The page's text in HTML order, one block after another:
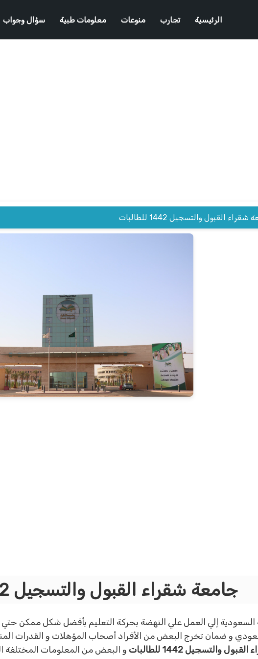
الرئيسية تجارب منوعات معلومات طبية سؤال وجواب
القبول والتسجيل 1442 للطالبات
جامعة شقراء القبول والتسجيل 1442 للطالبات
السعودية إلي العمل علي النهضة بحركة التعليم بأفضل شكل ممكن حتي
و ضمان تخرج البعض من الأفراد أصحاب المؤهلات و القدرات
والتسجيل 1442 للطالبات و البعض من المعلومات المختلفة